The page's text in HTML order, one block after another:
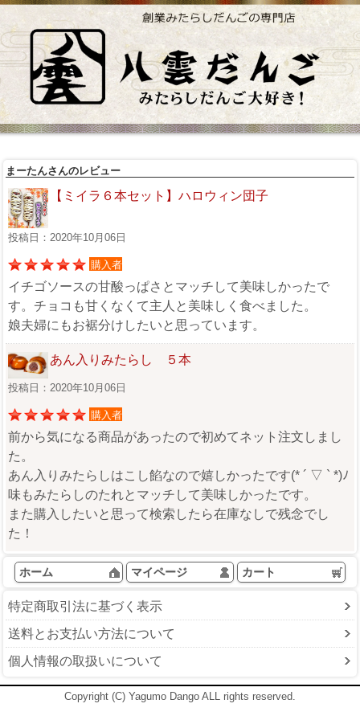
まーたんさんのレビュー
【ミイラ６本セット】ハロウィン団子
投稿日：2020年10月06日
購入者
イチゴソースの甘酸っぱさとマッチして美味しかったで
す。チョコも甘くなくて主人と美味しく食べました。
娘夫婦にもお裾分けしたいと思っています。
あん入りみたらし ５本
投稿日：2020年10月06日
購入者
前から気になる商品があったので初めてネット注文しまし
た。
あん入りみたらしはこし餡なので嬉しかったです(* ´ ▽ ` *)ﾉ
味もみたらしのたれとマッチして美味しかったです。
また購入したいと思って検索したら在庫なしで残念でし
た！
ホーム マイページ カート
特定商取引法に基づく表示
送料とお支払い方法について
個人情報の取扱いについて
Copyright (C) Yagumo Dango ALL rights reserved.